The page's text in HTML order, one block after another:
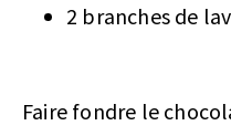
2 branches de
Faire fondre le